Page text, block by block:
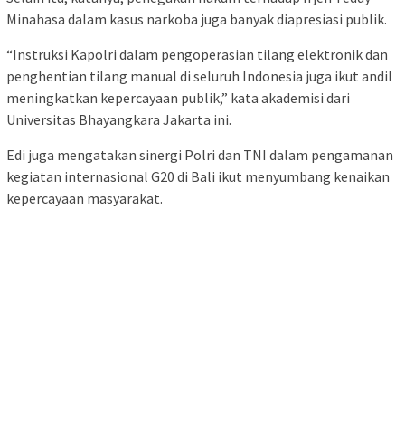
Minahasa dalam kasus narkoba juga banyak diapresiasi publik.
“Instruksi Kapolri dalam pengoperasian tilang elektronik dan
penghentian tilang manual di seluruh Indonesia juga ikut andil
meningkatkan kepercayaan publik,” kata akademisi dari
Universitas Bhayangkara Jakarta ini.
Edi juga mengatakan sinergi Polri dan TNI dalam pengamanan
kegiatan internasional G20 di Bali ikut menyumbang kenaikan
kepercayaan masyarakat.